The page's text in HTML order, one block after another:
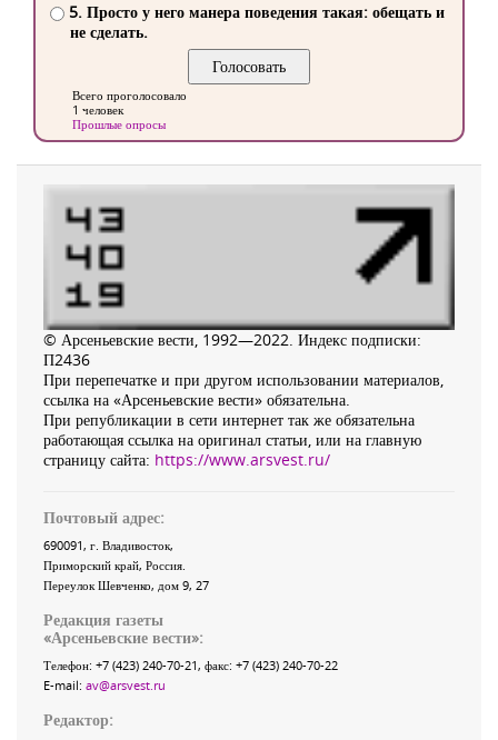
5. Просто у него манера поведения такая: обещать и
не сделать.
Всего проголосовало
1 человек
Прошлые опросы
© Арсеньевские вести, 1992—2022. Индекс подписки:
П2436
При перепечатке и при другом использовании материалов,
ссылка на «Арсеньевские вести» обязательна.
При републикации в сети интернет так же обязательна
работающая ссылка на оригинал статьи, или на главную
страницу сайта: https://www.arsvest.ru/
Почтовый адрес:
690091, г. Владивосток,
Приморский край, Россия
Переулок Шевченко, дом 9, 27
Редакция газеты
«Арсеньевские вести»:
Телефон: +7 (423) 240-70-21, факс: +7 (423) 240-70-22
E-mail: av@arsvest.ru
Редактор: